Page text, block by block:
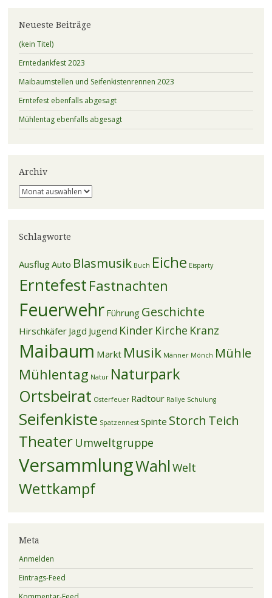
Neueste Beiträge
(kein Titel)
Erntedankfest 2023
Maibaumstellen und Seifenkistenrennen 2023
Erntefest ebenfalls abgesagt
Mühlentag ebenfalls abgesagt
Archiv
Archiv
Schlagworte
AusflugAuto Blasmusik Buch Eiche Eisparty
Erntefest Fastnachten
Feuerwehr Führung Geschichte
Hirschkäfer Jagd Jugend Kinder Kirche Kranz
Maibaum Markt Musik Männer Mönch Mühle
Mühlentag Natur Naturpark
Ortsbeirat Osterfeuer Radtour Rallye Schulung
Seifenkiste Spatzennest Spinte Storch Teich
Theater Umweltgruppe
VersammlungWahl Welt
Wettkampf
Meta
Anmelden
Eintrags-Feed